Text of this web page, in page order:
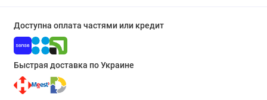
Доступна оплата частями или кредит
Быстрая доставка по Украине